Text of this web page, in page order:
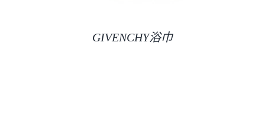
GIVENCHY浴巾